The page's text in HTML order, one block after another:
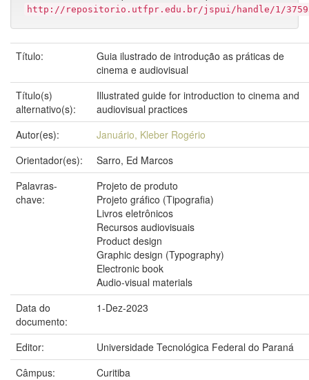
http://repositorio.utfpr.edu.br/jspui/handle/1/
Título:
Guia ilustrado de introdução as práticas de
cinema e audiovisual
Título(s)
alternativo(s):
Illustrated guide for introduction to cinema and
audiovisual practices
Autor(es):
Januário, Kleber Rogério
Orientador(es):
Sarro, Ed Marcos
Palavras-
chave:
Projeto de produto
Projeto gráfico (Tipografia)
Livros eletrônicos
Recursos audiovisuais
Product design
Graphic design (Typography)
Electronic book
Audio-visual materials
Data do
documento:
1-Dez-2023
Editor:
Universidade Tecnológica Federal do Paraná
Câmpus:
Curitiba